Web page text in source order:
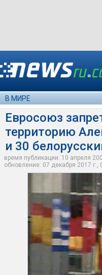
В МИРЕ
Евросоюз
территорию
и 30
время публикации: 10 апреля
обновление: 07 декабря 2017 г.,